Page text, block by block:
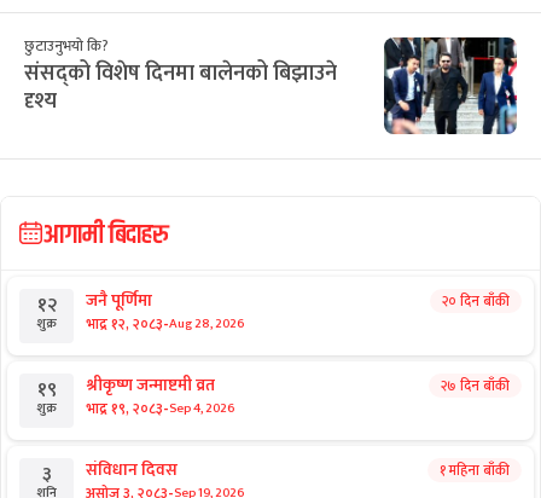
छुटाउनुभयो कि?
संसद्को विशेष दिनमा बालेनको बिझाउने
दृश्य
आगामी बिदाहरु
१२
शुक्र
जनै पूर्णिमा
भाद्र १२, २०८३-Aug 28, 2026
२० दिन बाँकी
१९
शुक्र
श्रीकृष्ण जन्माष्टमी व्रत
भाद्र १९, २०८३-Sep 4, 2026
२७ दिन बाँकी
३
शनि
संविधान दिवस
Sep 19, 2026
१ महिना बाँकी